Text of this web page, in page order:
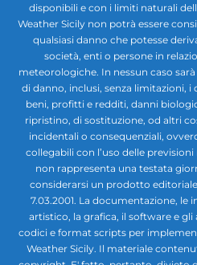
disponibili e con i limiti naturali
Weather Sicily non potrà essere
qualsiasi danno che potesse
società, enti o persone in
meteorologiche. In nessun caso
di danno, inclusi, senza limitazioni,
beni, profitti e redditi, danni
ripristino, di sostituzione, od altri
incidentali o consequenziali,
collegabili con l’uso delle
non rappresenta una testata
considerarsi un prodotto editoriale
7.03.2001. La documentazione, le
artistico, la grafica, il software e
codici e format scripts per
Weather Sicily. Il materiale